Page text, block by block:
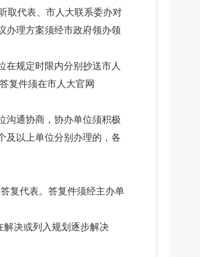
取代表、市人大联系委办对
办理方案须经市政府领办领
在规定时限内分别抄送市人
复件须在市人大官网
沟通协商，协办单位须积极
及以上单位分别办理的，各
复代表。答复件须经主办单
解决或列入规划逐步解决